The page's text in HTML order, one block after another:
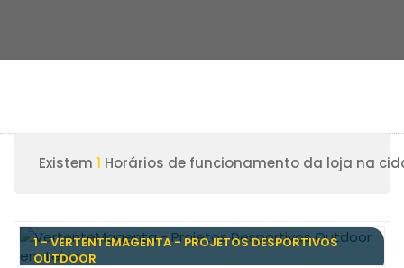
Existem 1 Horários de funcionamento da loja na
1 - VERTENTEMAGENTA - PROJETOS DESPORTIVOS
OUTDOOR